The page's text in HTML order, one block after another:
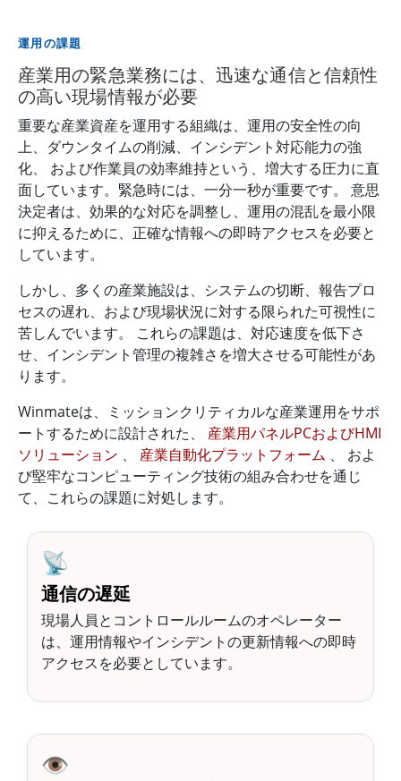
運用の課題
産業用の緊急業務には、迅速な通信と信頼性
の高い現場情報が必要
重要な産業資産を運用する組織は、運用の安全性の向
上、ダウンタイムの削減、インシデント対応能力の強
化、 および作業員の効率維持という、増大する圧力に直
面しています。緊急時には、一分一秒が重要です。 意思
決定者は、効果的な対応を調整し、運用の混乱を最小限
に抑えるために、正確な情報への即時アクセスを必要と
しています。
しかし、多くの産業施設は、システムの切断、報告プロ
セスの遅れ、および現場状況に対する限られた可視性に
苦しんでいます。 これらの課題は、対応速度を低下さ
せ、インシデント管理の複雑さを増大させる可能性があ
ります。
Winmateは、ミッションクリティカルな産業運用をサポ
ートするために設計された、 産業用パネルPCおよびHMI
ソリューション 、 産業自動化プラットフォーム 、 およ
び堅牢なコンピューティング技術の組み合わせを通じ
て、これらの課題に対処します。
📡
通信の遅延
現場人員とコントロールルームのオペレーター
は、運用情報やインシデントの更新情報への即時
アクセスを必要としています。
👁️